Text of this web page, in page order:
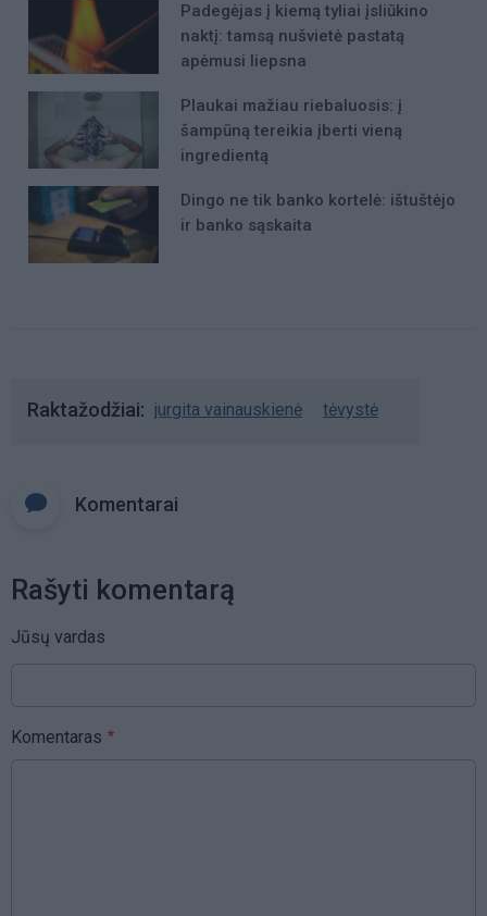
Padegėjas į kiemą tyliai įsliūkino
naktį: tamsą nušvietė pastatą
apėmusi liepsna
Plaukai mažiau riebaluosis: į
šampūną tereikia įberti vieną
ingredientą
Dingo ne tik banko kortelė: ištuštėjo
ir banko sąskaita
Raktažodžiai jurgita vainauskienė tėvystė
Komentarai
Rašyti komentarą
Jūsų vardas
Komentaras